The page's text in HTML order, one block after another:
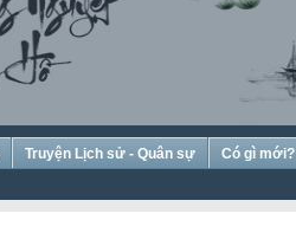
Truyện Lịch sử - Quân sự Có gì mới?